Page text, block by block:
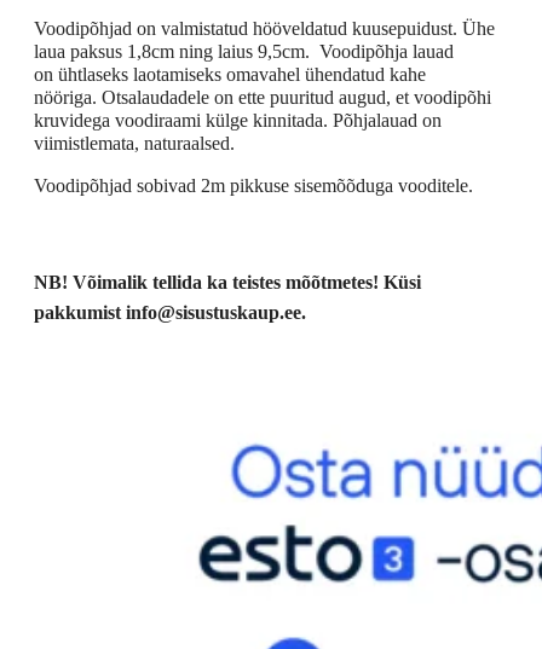
Voodipõhjad on valmistatud hööveldatud kuusepuidust. Ühe
laua paksus 1,8cm ning laius 9,5cm. Voodipõhja lauad
on ühtlaseks laotamiseks omavahel ühendatud kahe
nööriga. Otsalaudadele on ette puuritud augud, et voodipõhi
kruvidega voodiraami külge kinnitada. Põhjalauad on
viimistlemata, naturaalsed.
Voodipõhjad sobivad 2m pikkuse sisemõõduga vooditele.
NB! Võimalik tellida ka teistes mõõtmetes! Küsi
pakkumist info@sisustuskaup.ee.